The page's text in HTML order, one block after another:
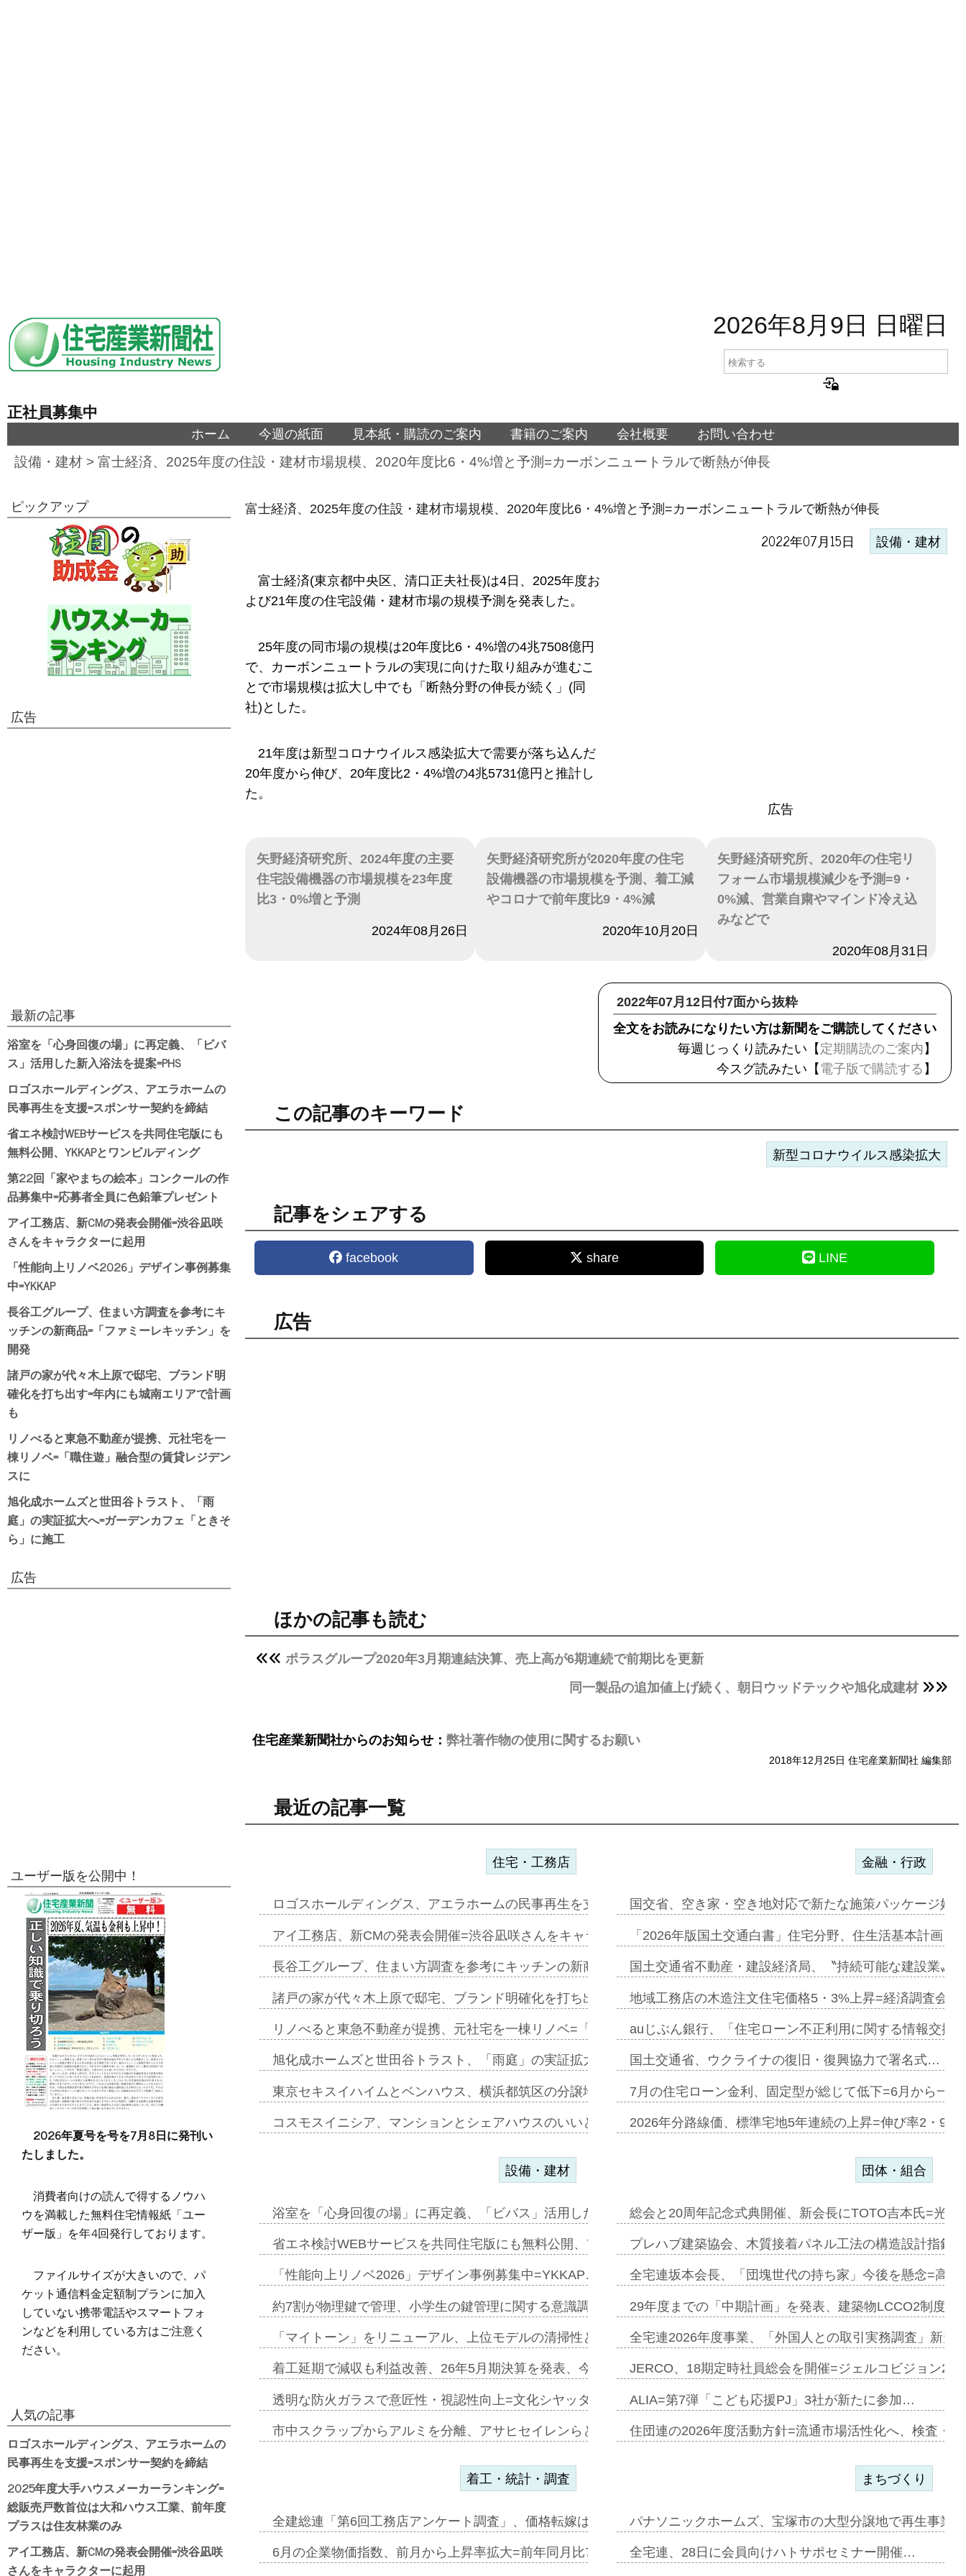
2026年8月9日 日曜日
正社員募集中
ホーム 今週の紙面 見本紙・購読のご案内 書籍のご案内 会社概要 お問い合わせ
設備・建材 > 富士経済、2025年度の住設・建材市場規模、2020年度比6・4%増と予測=カーボンニュートラルで断熱が伸長
富士経済、2025年度の住設・建材市場規模、2020年度比6・4%増と予測=カーボンニュートラルで断熱が伸長
2022年07月15日 設備・建材
広告
富士経済(東京都中央区、清口正夫社長)は4日、2025年度お
よび21年度の住宅設備・建材市場の規模予測を発表した。
25年度の同市場の規模は20年度比6・4%増の4兆7508億円
で、カーボンニュートラルの実現に向けた取り組みが進むこ
とで市場規模は拡大し中でも「断熱分野の伸長が続く」(同
社)とした。
21年度は新型コロナウイルス感染拡大で需要が落ち込んだ
20年度から伸び、20年度比2・4%増の4兆5731億円と推計し
た。
矢野経済研究所、2024年度の主要
住宅設備機器の市場規模を23年度
比3・0%増と予測
2024年08月26日
矢野経済研究所が2020年度の住宅
設備機器の市場規模を予測、着工減
やコロナで前年度比9・4%減
2020年10月20日
矢野経済研究所、2020年の住宅リ
フォーム市場規模減少を予測=9・
0%減、営業自粛やマインド冷え込
みなどで
2020年08月31日
2022年07月12日付7面から抜粋
全文をお読みになりたい方は新聞をご購読してください
毎週じっくり読みたい【 定期購読のご案内 】
今スグ読みたい【 電子版で購読する 】
この記事のキーワード
新型コロナウイルス感染拡大
記事をシェアする
facebook share LINE
広告
ほかの記事も読む
ポラスグループ2020年3月期連結決算、売上高が6期連続で前期比を更新
同一製品の追加値上げ続く、朝日ウッドテックや旭化成建材
住宅産業新聞社からのお知らせ： 弊社著作物の使用に関するお願い
2018年12月25日 住宅産業新聞社 編集部
最近の記事一覧
住宅・工務店
ロゴスホールディングス、アエラホームの民事再生を支援=スポンサー契約…
アイ工務店、新CMの発表会開催=渋谷凪咲さんをキャラクターに起用…
長谷工グループ、住まい方調査を参考にキッチンの新商品=「ファミーレキ…
諸戸の家が代々木上原で邸宅、ブランド明確化を打ち出す=年内にも城南エ…
リノべると東急不動産が提携、元社宅を一棟リノベ=「職住遊」融合型の賃…
旭化成ホームズと世田谷トラスト、「雨庭」の実証拡大へ=ガーデンカフェ…
東京セキスイハイムとベンハウス、横浜都筑区の分譲地開発で初協業=お互…
コスモスイニシア、マンションとシェアハウスのいいとこどりのコリビング…
金融・行政
国交省、空き家・空き地対応で新たな施策パッケージ始
「2026年版国土交通白書」住宅分野、住生活基本計画
国土交通省不動産・建設経済局、〝持続可能な建設業〟
地域工務店の木造注文住宅価格5・3%上昇=経済調査会
auじぶん銀行、「住宅ローン不正利用に関する情報交換
国土交通省、ウクライナの復旧・復興協力で署名式…
7月の住宅ローン金利、固定型が総じて低下=6月から一
2026年分路線価、標準宅地5年連続の上昇=伸び率2・
設備・建材
浴室を「心身回復の場」に再定義、「ビバス」活用した新入浴法を提案=P…
省エネ検討WEBサービスを共同住宅版にも無料公開、YKKAPとワンビ…
「性能向上リノベ2026」デザイン事例募集中=YKKAP…
約7割が物理鍵で管理、小学生の鍵管理に関する意識調査=Nature…
「マイトーン」をリニューアル、上位モデルの清掃性と安全性追加=リンナ…
着工延期で減収も利益改善、26年5月期決算を発表、今期は増収見込む=…
透明な防火ガラスで意匠性・視認性向上=文化シヤッター…
市中スクラップからアルミを分離、アサヒセイレンらと協働開発開始=三協…
団体・組合
総会と20周年記念式典開催、新会長にTOTO吉本氏=光
プレハブ建築協会、木質接着パネル工法の構造設計指針
全宅連坂本会長、「団塊世代の持ち家」今後を懸念=高
29年度までの「中期計画」を発表、建築物LCCO2制度
全宅連2026年度事業、「外国人との取引実務調査」新規
JERCO、18期定時社員総会を開催=ジェルコビジョン
ALIA=第7弾「こども応援PJ」3社が新たに参加…
住団連の2026年度活動方針=流通市場活性化へ、検査・
着工・統計・調査
全建総連「第6回工務店アンケート調査」、価格転嫁は十分に進まず=「物…
6月の企業物価指数、前月から上昇率拡大=前年同月比7・1%上昇…
まちづくり
パナソニックホームズ、宝塚市の大型分譲地で再生事業
全宅連、28日に会員向けハトサポセミナー開催…
ピックアップ
広告
最新の記事
浴室を「心身回復の場」に再定義、「ビバ
ス」活用した新入浴法を提案=PHS
ロゴスホールディングス、アエラホームの
民事再生を支援=スポンサー契約を締結
省エネ検討WEBサービスを共同住宅版にも
無料公開、YKKAPとワンビルディング
第22回「家やまちの絵本」コンクールの作
品募集中=応募者全員に色鉛筆プレゼント
アイ工務店、新CMの発表会開催=渋谷凪咲
さんをキャラクターに起用
「性能向上リノベ2026」デザイン事例募集
中=YKKAP
長谷工グループ、住まい方調査を参考にキ
ッチンの新商品=「ファミーレキッチン」を
開発
諸戸の家が代々木上原で邸宅、ブランド明
確化を打ち出す=年内にも城南エリアで計画
も
リノべると東急不動産が提携、元社宅を一
棟リノベ=「職住遊」融合型の賃貸レジデン
スに
旭化成ホームズと世田谷トラスト、「雨
庭」の実証拡大へ=ガーデンカフェ「ときそ
ら」に施工
広告
ユーザー版を公開中！
2026年夏号を号を7月8日に発刊い
たしました。
消費者向けの読んで得するノウハ
ウを満載した無料住宅情報紙「ユー
ザー版」を年4回発行しております。
ファイルサイズが大きいので、パ
ケット通信料金定額制プランに加入
していない携帯電話やスマートフォ
ンなどを利用している方はご注意く
ださい。
人気の記事
ロゴスホールディングス、アエラホームの
民事再生を支援=スポンサー契約を締結
2025年度大手ハウスメーカーランキング=
総販売戸数首位は大和ハウス工業、前年度
プラスは住友林業のみ
アイ工務店、新CMの発表会開催=渋谷凪咲
さんをキャラクターに起用